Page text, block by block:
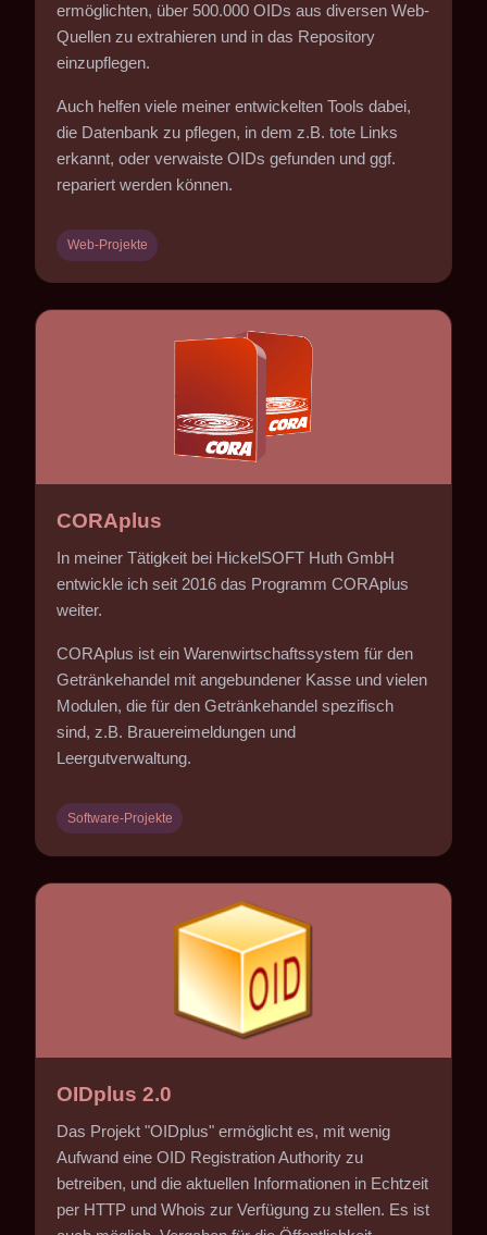
ermöglichten, über 500.000 OIDs aus diversen Web-
Quellen zu extrahieren und in das Repository
einzupflegen.
Auch helfen viele meiner entwickelten Tools dabei,
die Datenbank zu pflegen, in dem z.B. tote Links
erkannt, oder verwaiste OIDs gefunden und ggf.
repariert werden können.
Web-Projekte
CORAplus
In meiner Tätigkeit bei HickelSOFT Huth GmbH
entwickle ich seit 2016 das Programm CORAplus
weiter.
CORAplus ist ein Warenwirtschaftssystem für den
Getränkehandel mit angebundener Kasse und vielen
Modulen, die für den Getränkehandel spezifisch
sind, z.B. Brauereimeldungen und
Leergutverwaltung.
Software-Projekte
OIDplus 2.0
Das Projekt "OIDplus" ermöglicht es, mit wenig
Aufwand eine OID Registration Authority zu
betreiben, und die aktuellen Informationen in Echtzeit
per HTTP und Whois zur Verfügung zu stellen. Es ist